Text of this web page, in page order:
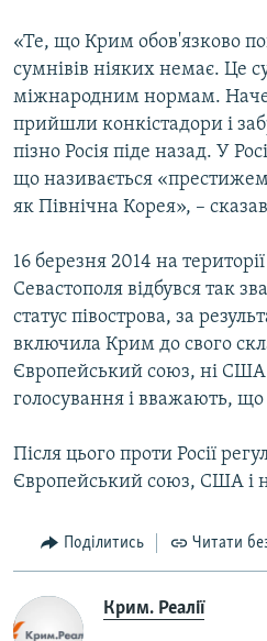
«Те, що Крим обов'язково
сумнівів ніяких немає. Це
міжнародним нормам. Наче
прийшли конкістадори і
пізно Росія піде назад. У
що називається
як Північна Корея», –
16 березня 2014 на
Севастополя відбувся так
статус півострова, за
включила Крим до свого
Європейський союз, ні
голосування і вважають,
Після цього проти Росії
Європейський союз, США і
Поділитись Читати
Крим. Реалії